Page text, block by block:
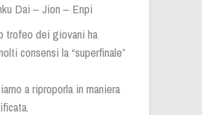
Dai – Jion – Enpi
trofeo dei giovani ha
consensi la “superfinale”
a riproporla in maniera